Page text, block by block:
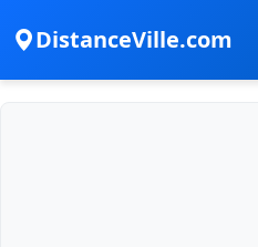
DistanceVille.com